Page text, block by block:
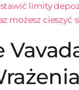
limity
możesz cieszyć